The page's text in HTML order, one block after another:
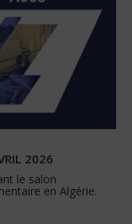
2026
le salon
en Algérie.